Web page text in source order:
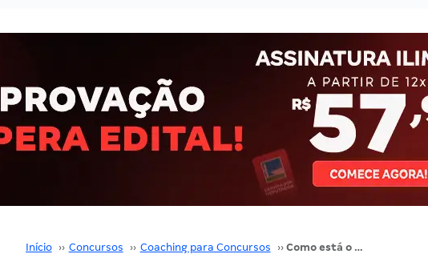
Início ›› Concursos ›› Coaching para Concursos ›› Como está o seu ambiente de estudo?